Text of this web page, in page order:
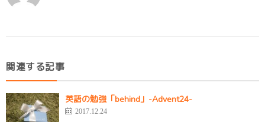
関連する記事
英語の勉強「behind」-Advent24-
2017.12.24